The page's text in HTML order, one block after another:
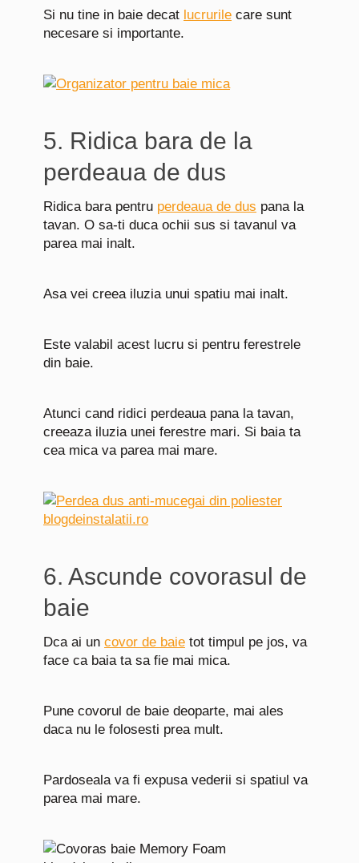
Si nu tine in baie decat lucrurile care sunt
necesare si importante.
5. Ridica bara de la
perdeaua de dus
Ridica bara pentru perdeaua de dus pana la
tavan. O sa-ti duca ochii sus si tavanul va
parea mai inalt.
Asa vei creea iluzia unui spatiu mai inalt.
Este valabil acest lucru si pentru ferestrele
din baie.
Atunci cand ridici perdeaua pana la tavan,
creeaza iluzia unei ferestre mari. Si baia ta
cea mica va parea mai mare.
6. Ascunde covorasul de
baie
Dca ai un covor de baie tot timpul pe jos, va
face ca baia ta sa fie mai mica.
Pune covorul de baie deoparte, mai ales
daca nu le folosesti prea mult.
Pardoseala va fi expusa vederii si spatiul va
parea mai mare.